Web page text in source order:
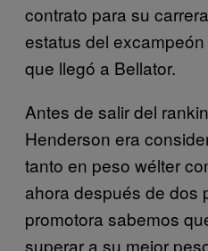
contrato para su
estatus del
que llegó a Bellator.
Antes de salir del
Henderson era
tanto en peso wélter
ahora después de dos
promotora sabemos
superar a su mejor